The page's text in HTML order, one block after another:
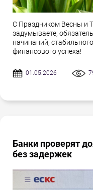
С Праздником Весны и
задумываете,
начинаний,
финансового успеха!
01.05.2026
Банки проверят
без задержек